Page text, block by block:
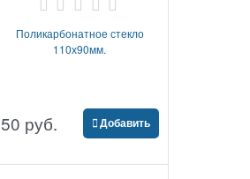
Поликарбонатное стекло
110х90мм.
50 руб. Добавить